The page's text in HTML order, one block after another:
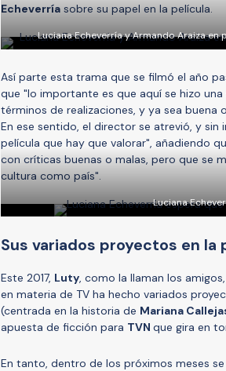
Echeverría sobre su papel en la película.
Luciana Echeverría y Armando Araiza
Así parte esta trama que se filmó el año
que "lo importante es que aquí se hizo
términos de realizaciones, y ya sea buena
En ese sentido, el director se atrevió, y
película que hay que valorar", añadiendo
con críticas buenas o malas, pero que se
cultura como país".
Luciana
Sus variados proyectos en la
Este 2017, Luty, como la llaman los
en materia de TV ha hecho variados
(centrada en la historia de Mariana
apuesta de ficción para TVN que gira en
En tanto, dentro de los próximos meses